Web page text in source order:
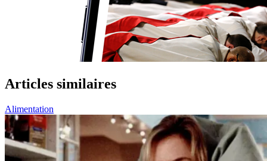
Articles similaires
Alimentation